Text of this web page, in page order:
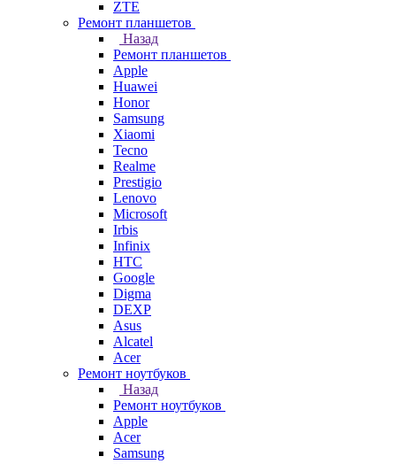
ZTE
Ремонт планшетов
Назад
Ремонт планшетов
Apple
Huawei
Honor
Samsung
Xiaomi
Tecno
Realme
Prestigio
Lenovo
Microsoft
Irbis
Infinix
HTC
Google
Digma
DEXP
Asus
Alcatel
Acer
Ремонт ноутбуков
Назад
Ремонт ноутбуков
Apple
Acer
Samsung